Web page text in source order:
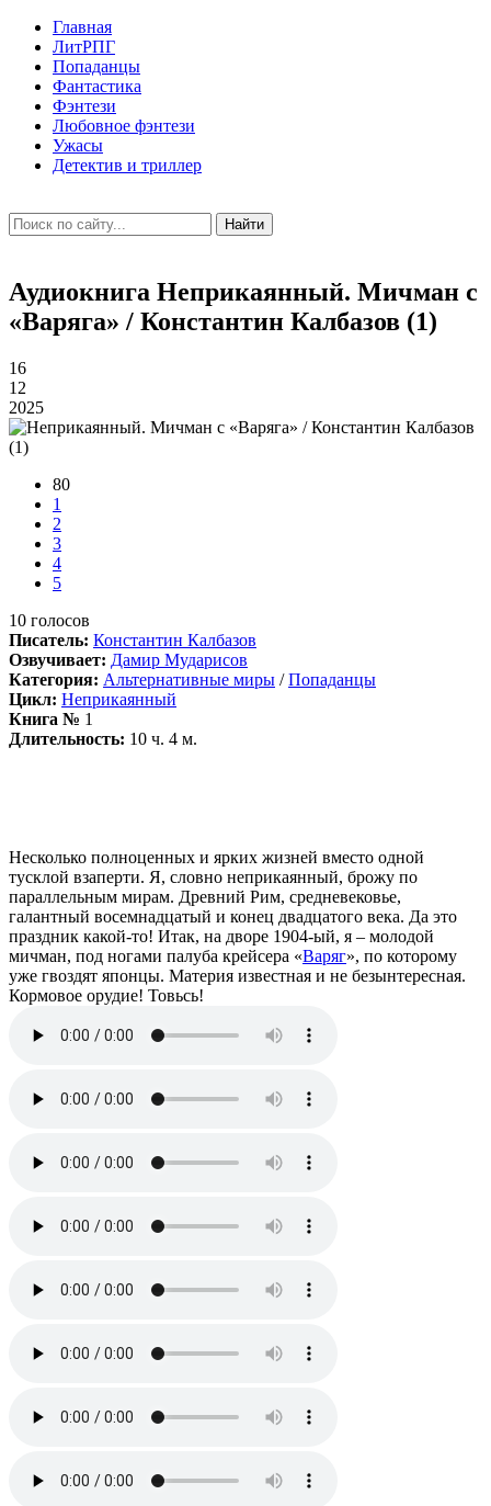
Главная
ЛитРПГ
Попаданцы
Фантастика
Фэнтези
Любовное фэнтези
Ужасы
Детектив и триллер
Найти
Аудиокнига Неприкаянный. Мичман с
«Варяга» / Константин Калбазов (1)
16
12
2025
80
1
2
3
4
5
10 голосов
Писатель: Константин Калбазов
Озвучивает: Дамир Мударисов
Категория: Альтернативные миры /Попаданцы
Цикл: Неприкаянный
Книга № 1
Длительность: 10 ч. 4 м.
Несколько полноценных и ярких жизней вместо одной
тусклой взаперти. Я, словно неприкаянный, брожу по
параллельным мирам. Древний Рим, средневековье,
галантный восемнадцатый и конец двадцатого века. Да это
праздник какой-то! Итак, на дворе 1904-ый, я – молодой
мичман, под ногами палуба крейсера «Варяг», по которому
уже гвоздят японцы. Материя известная и не безынтересная.
Кормовое орудие! Товьсь!